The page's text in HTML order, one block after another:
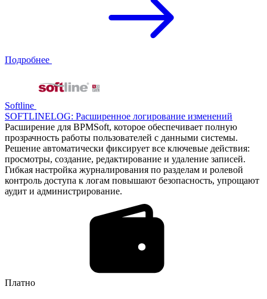
Подробнее
Softline
SOFTLINELOG: Расширенное логирование изменений
Расширение для BPMSoft, которое обеспечивает полную
прозрачность работы пользователей с данными системы.
Решение автоматически фиксирует все ключевые действия:
просмотры, создание, редактирование и удаление записей.
Гибкая настройка журналирования по разделам и ролевой
контроль доступа к логам повышают безопасность, упрощают
аудит и администрирование.
Платно